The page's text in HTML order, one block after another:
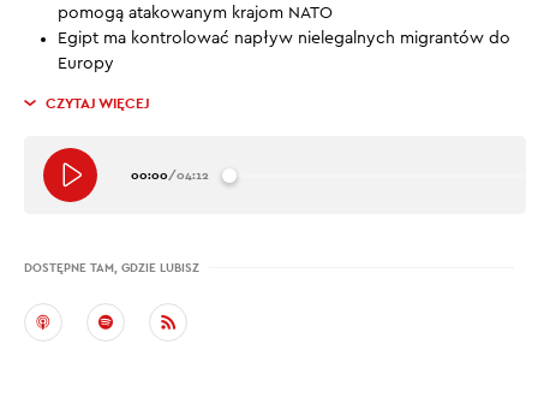
pomogą atakowanym krajom NATO
Egipt ma kontrolować napływ nielegalnych migrantów do
Europy
CZYTAJ WIĘCEJ
00:00/04:12
DOSTĘPNE TAM, GDZIE LUBISZ